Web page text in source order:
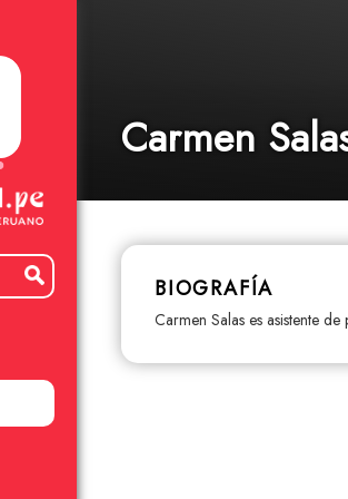
Carmen
BIOGRAFÍA
Carmen Salas es asistente